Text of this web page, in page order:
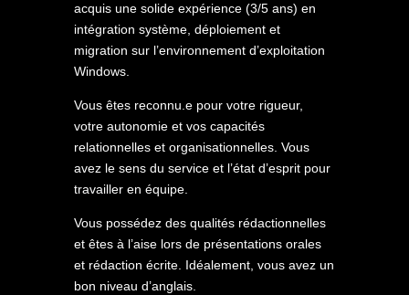
acquis une solide expérience (3/5 ans) en
intégration système, déploiement et
migration sur l’environnement d’exploitation
Windows.
Vous êtes reconnu.e pour votre rigueur,
votre autonomie et vos capacités
relationnelles et organisationnelles. Vous
avez le sens du service et l’état d’esprit pour
travailler en équipe.
Vous possédez des qualités rédactionnelles
et êtes à l’aise lors de présentations orales
et rédaction écrite. Idéalement, vous avez un
bon niveau d’anglais.